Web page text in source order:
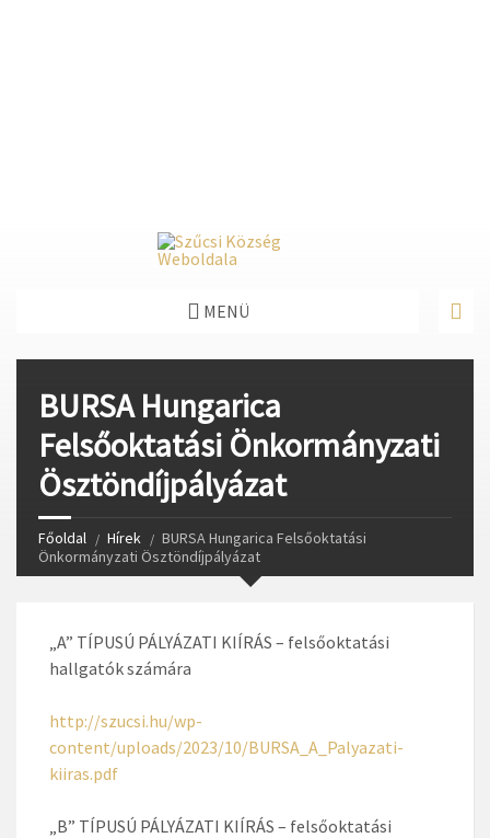
MENÜ
BURSA Hungarica
Felsőoktatási Önkormányzati
Ösztöndíjpályázat
Főoldal Hírek
BURSA Hungarica Felsőoktatási
Önkormányzati Ösztöndíjpályázat
„A” TÍPUSÚ PÁLYÁZATI KIÍRÁS – felsőoktatási
hallgatók számára
http://szucsi.hu/wp-
content/uploads/2023/10/BURSA_A_Palyazati-
kiiras.pdf
„B” TÍPUSÚ PÁLYÁZATI KIÍRÁS – felsőoktatási